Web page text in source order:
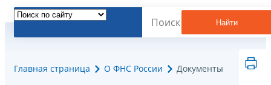
Найти
Главная страница О ФНС России Документы